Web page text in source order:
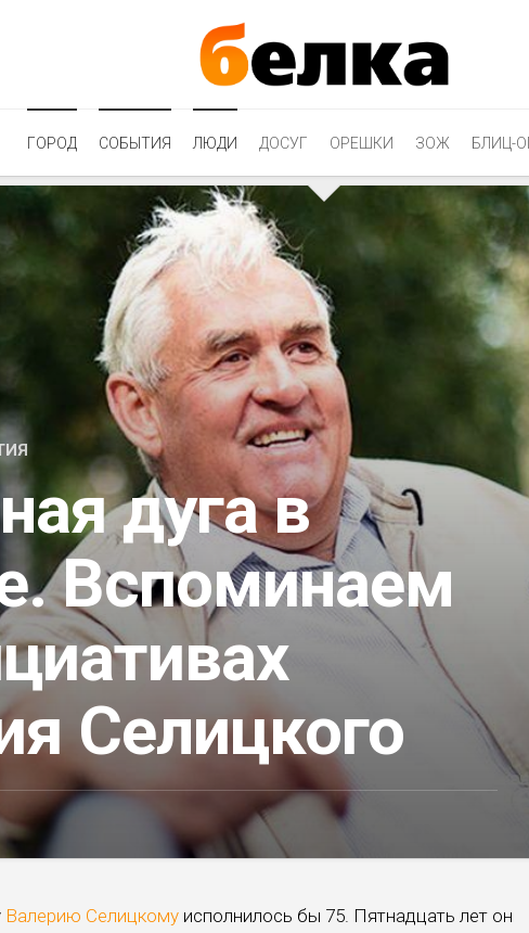
ГОРОД СОБЫТИЯ ЛЮДИ ДОСУГ ОРЕШКИ ЗОЖ БЛИЦ-
дуга в
Вспоминаем
Селицкого
Валерию Селицкому исполнилось бы 75. Пятнадцать лет он